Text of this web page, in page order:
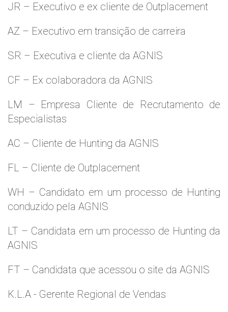
JR – Executivo e ex cliente de Outplacement
AZ – Executivo em transição de carreira
SR – Executiva e cliente da AGNIS
CF – Ex colaboradora da AGNIS
LM – Empresa Cliente de Recrutamento de
Especialistas
AC – Cliente de Hunting da AGNIS
FL – Cliente de Outplacement
WH – Candidato em um processo de Hunting
conduzido pela AGNIS
LT – Candidata em um processo de Hunting da
AGNIS
FT – Candidata que acessou o site da AGNIS
K.L.A - Gerente Regional de Vendas